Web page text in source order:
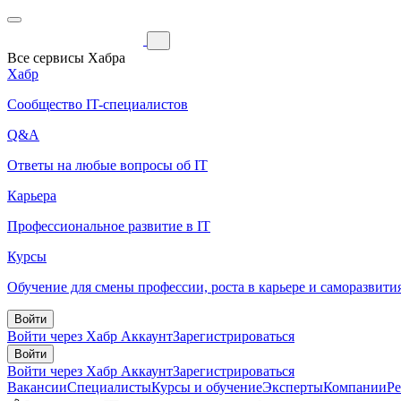
Все сервисы Хабра
Хабр
Сообщество IT-специалистов
Q&A
Ответы на любые вопросы об IT
Карьера
Профессиональное развитие в IT
Курсы
Обучение для смены профессии, роста в карьере и
Войти
Войти через Хабр АккаунтЗарегистрироваться
Войти
Войти через Хабр АккаунтЗарегистрироваться
ВакансииСпециалистыКурсы и обучениеЭкспертыКомпании